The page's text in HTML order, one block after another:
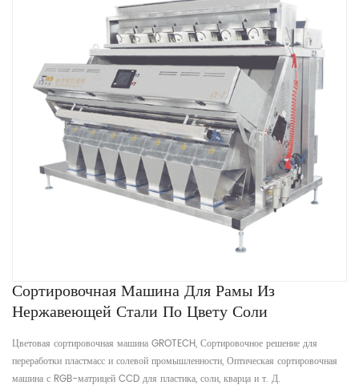
Сортировочная Машина Для Рамы Из
Нержавеющей Стали По Цвету Соли
Цветовая сортировочная машина GROTECH, Сортировочное решение для
переработки пластмасс и солевой промышленности, Оптическая сортировочная
машина с RGB-матрицей CCD для пластика, соли, кварца и т. Д.